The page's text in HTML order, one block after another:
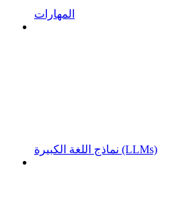
المهارات
نماذج اللغة الكبيرة (LLMs)